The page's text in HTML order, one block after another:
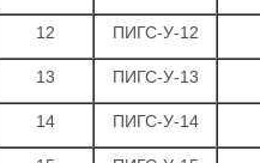
12 ПИГС-У-12
13 ПИГС-У-13
14 ПИГС-У-14